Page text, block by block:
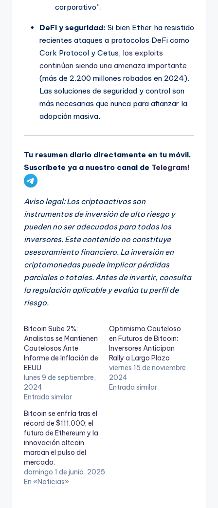
corporativo”.
DeFi y seguridad: Si bien Ether ha resistido
recientes ataques a protocolos DeFi como
Cork Protocol y Cetus, los exploits
continúan siendo una amenaza importante
(más de 2.200 millones robados en 2024).
Las soluciones de seguridad y control son
más necesarias que nunca para afianzar la
adopción masiva.
Tu resumen diario directamente en tu móvil.
Suscríbete ya a nuestro canal de Telegram!
Aviso legal: Los criptoactivos son
instrumentos de inversión de alto riesgo y
pueden no ser adecuados para todos los
inversores. Este contenido no constituye
asesoramiento financiero. La inversión en
criptomonedas puede implicar pérdidas
parciales o totales. Antes de invertir, consulta
la regulación aplicable y evalúa tu perfil de
riesgo.
Bitcoin Sube 2%:
Analistas se Mantienen
Cautelosos Ante
Informe de Inflación de
EEUU
lunes 9 de septiembre,
2024
Entrada similar
Optimismo Cauteloso
en Futuros de Bitcoin:
Inversores Anticipan
Rally a Largo Plazo
viernes 15 de noviembre,
2024
Entrada similar
Bitcoin se enfría tras el
récord de $111.000; el
futuro de Ethereum y la
innovación altcoin
marcan el pulso del
mercado.
domingo 1 de junio, 2025
En «Noticias»